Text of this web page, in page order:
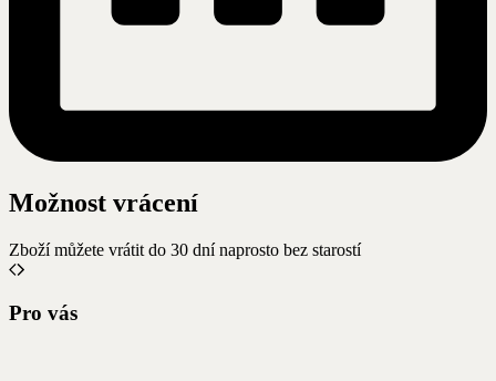
Možnost vrácení
Zboží můžete vrátit do 30 dní naprosto bez starostí
Pro vás